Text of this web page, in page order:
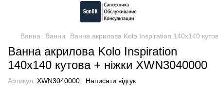
Ванна Ванни Ванна акрилова Kolo Inspiration 140х140
Ванна акрилова Kolo Inspiration
140х140 кутова + ніжки XWN3040000
Артикул: XWN3040000 Написати відгук